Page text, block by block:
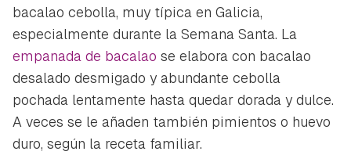
bacalao cebolla, muy típica en Galicia,
especialmente durante la Semana Santa. La
empanada de bacalao se elabora con bacalao
desalado desmigado y abundante cebolla
pochada lentamente hasta quedar dorada y dulce.
A veces se le añaden también pimientos o huevo
duro, según la receta familiar.